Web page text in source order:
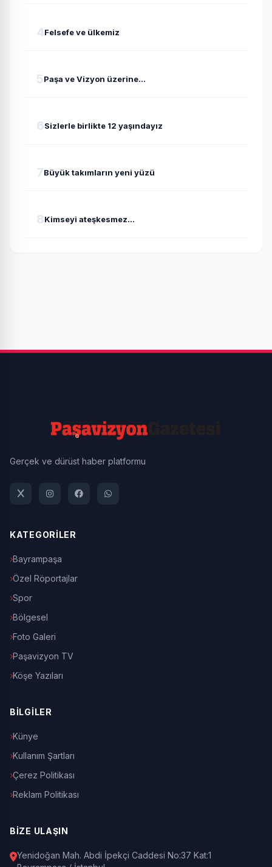
4Felsefe ve ülkemiz
5Paşa ve Vizyon üzerine...
6Sizlerle birlikte 12 yaşındayız
7Büyük takımların yeni yüzü
8Kimseyi ateşkesmez...
Gerçek ve dürüst haber platformu
KATEGORİLER
Bayrampaşa
Özel Röportajlar
Spor
Bölgesel
Foto Galeri
Paşavizyon TV
Köşe Yazıları
BİLGİLER
Künye
Kullanım Şartları
Çerez Politikası
Reklam Politikası
BİZE ULAŞIN
Yenidoğan Mah. Abdi İpekçi Caddesi No:37 Kat:1